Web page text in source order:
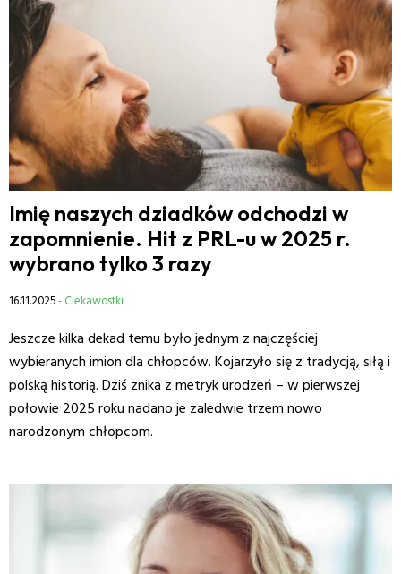
Imię naszych dziadków odchodzi w
zapomnienie. Hit z PRL-u w 2025 r.
wybrano tylko 3 razy
16.11.2025- Ciekawostki
Jeszcze kilka dekad temu było jednym z najczęściej
wybieranych imion dla chłopców. Kojarzyło się z tradycją, siłą i
polską historią. Dziś znika z metryk urodzeń – w pierwszej
połowie 2025 roku nadano je zaledwie trzem nowo
narodzonym chłopcom.